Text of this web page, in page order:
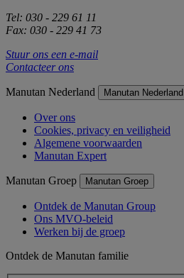
Tel: 030 - 229 61 11
Fax: 030 - 229 41 73
Stuur ons een e-mail
Contacteer ons
Manutan Nederland Manutan Nederland
Over ons
Cookies, privacy en veiligheid
Algemene voorwaarden
Manutan Expert
Manutan Groep Manutan Groep
Ontdek de Manutan Group
Ons MVO-beleid
Werken bij de groep
Ontdek de Manutan familie